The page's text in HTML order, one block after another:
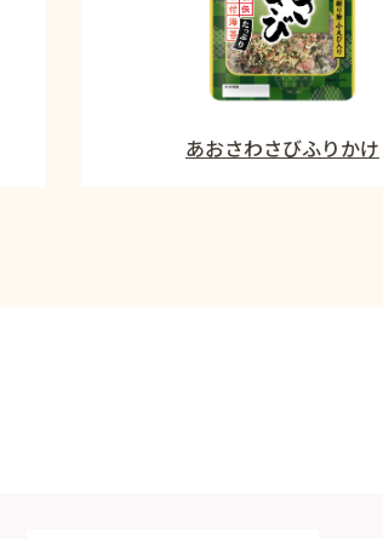
あおさわさびふりかけ